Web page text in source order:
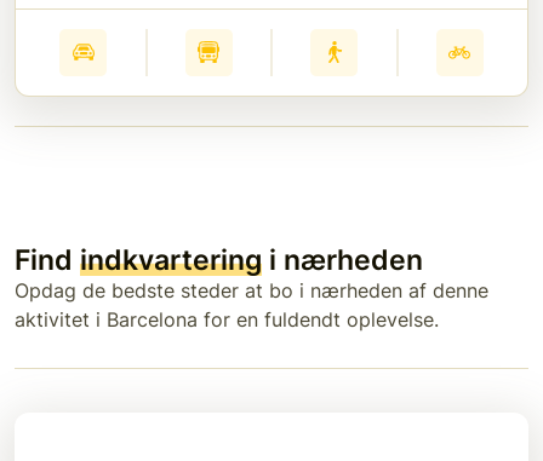
Find indkvartering i nærheden
Opdag de bedste steder at bo i nærheden af denne
aktivitet i Barcelona for en fuldendt oplevelse.